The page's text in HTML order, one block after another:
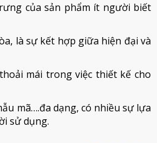
của sản phẩm ít người biết
là sự kết hợp giữa hiện đại và
mái trong việc thiết kế cho
mã….đa dạng, có nhiều sự lựa
sử dụng.